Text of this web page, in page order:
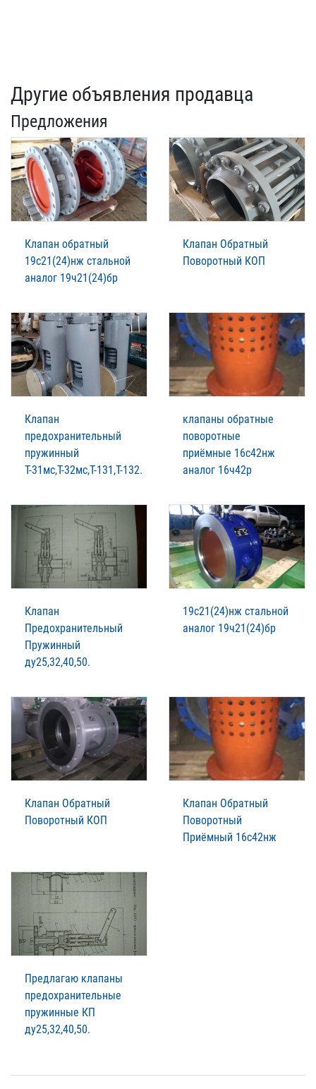
Другие объявления продавца
Предложения
Клапан обратный
19с21(24)нж стальной
аналог 19ч21(24)бр
Клапан Обратный
Поворотный КОП
Клапан
предохранительный
пружинный
Т-31мс,Т-32мс,Т-131,Т-132.
клапаны обратные
поворотные
приёмные 16с42нж
аналог 16ч42р
Клапан
Предохранительный
Пружинный
ду25,32,40,50.
19с21(24)нж стальной
аналог 19ч21(24)бр
Клапан Обратный
Поворотный КОП
Клапан Обратный
Поворотный
Приёмный 16с42нж
Предлагаю клапаны
предохранительные
пружинные КП
ду25,32,40,50.